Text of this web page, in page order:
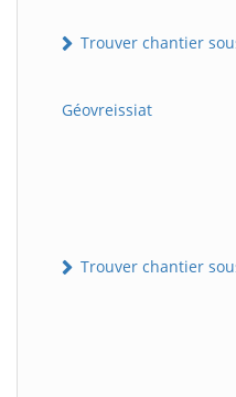
Trouver chantier
Géovreissiat
Trouver chantier